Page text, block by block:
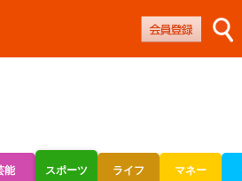
能 スポーツ ライフ マネー